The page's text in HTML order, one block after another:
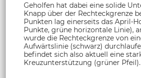
Geholfen hat dabei eine solide
Knapp über der Rechteckgrenze
Punkten lag einerseits das April-
Punkte, grüne horizontale Linie),
wurde die Rechteckgrenze von
Aufwärtslinie (schwarz)
befindet sich also aktuell eine
Kreuzunterstützung (grüner Pfeil).